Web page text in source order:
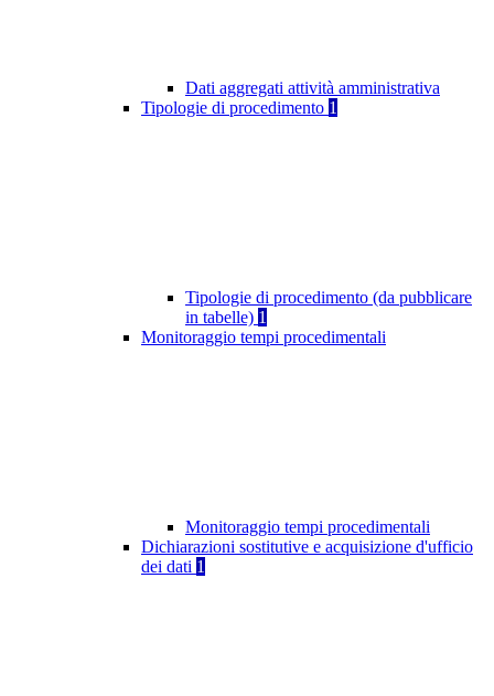
Dati aggregati attività amministrativa
Tipologie di procedimento 1
Tipologie di procedimento (da pubblicare
in tabelle) 1
Monitoraggio tempi procedimentali
Monitoraggio tempi procedimentali
Dichiarazioni sostitutive e acquisizione d'ufficio
dei dati 1